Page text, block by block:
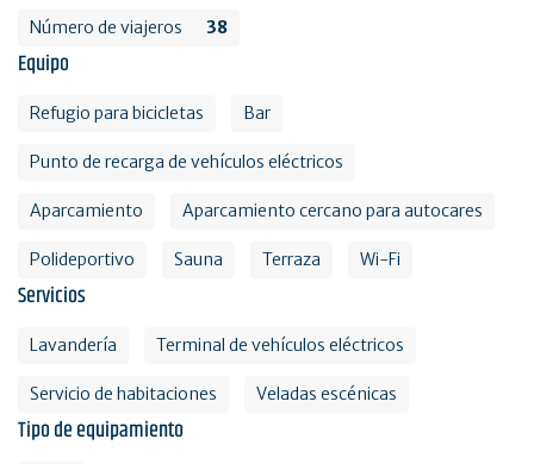
Número de viajeros 38
Equipo
Refugio para bicicletas Bar
Punto de recarga de vehículos eléctricos
Aparcamiento Aparcamiento cercano para autocares
Polideportivo Sauna Terraza Wi-Fi
Servicios
Lavandería Terminal de vehículos eléctricos
Servicio de habitaciones Veladas escénicas
Tipo de equipamiento